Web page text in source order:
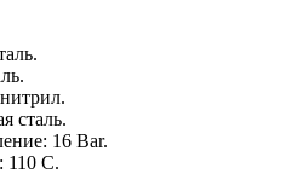
сталь.
16 Bar.
110 C.